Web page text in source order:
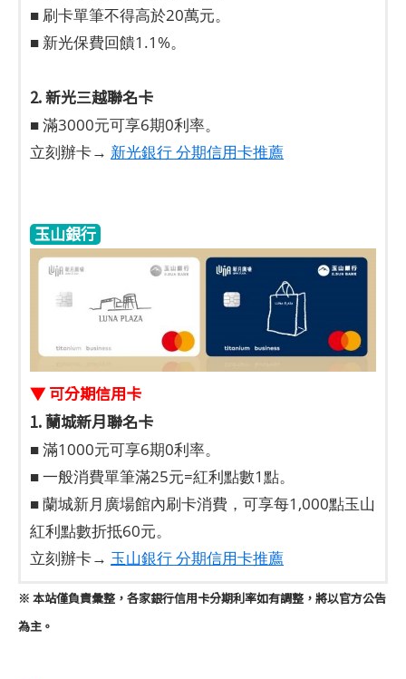
■ 刷卡單筆不得高於20萬元。
■ 新光保費回饋1.1%。
2. 新光三越聯名卡
■ 滿3000元可享6期0利率。
立刻辦卡→ 新光銀行 分期信用卡推薦
玉山銀行
▼ 可分期信用卡
1. 蘭城新月聯名卡
■ 滿1000元可享6期0利率。
■ 一般消費單筆滿25元=紅利點數1點。
■ 蘭城新月廣場館內刷卡消費，可享每1,000點玉山
紅利點數折抵60元。
立刻辦卡→ 玉山銀行 分期信用卡推薦
※ 本站僅負責彙整，各家銀行信用卡分期利率如有調整，將以官方公告
為主。